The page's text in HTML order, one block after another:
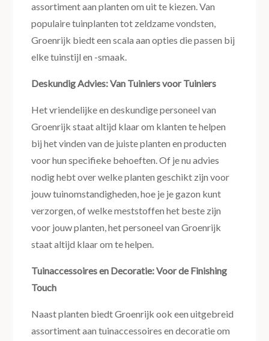
assortiment aan planten om uit te kiezen. Van
populaire tuinplanten tot zeldzame vondsten,
Groenrijk biedt een scala aan opties die passen bij
elke tuinstijl en -smaak.
Deskundig Advies: Van Tuiniers voor Tuiniers
Het vriendelijke en deskundige personeel van
Groenrijk staat altijd klaar om klanten te helpen
bij het vinden van de juiste planten en producten
voor hun specifieke behoeften. Of je nu advies
nodig hebt over welke planten geschikt zijn voor
jouw tuinomstandigheden, hoe je je gazon kunt
verzorgen, of welke meststoffen het beste zijn
voor jouw planten, het personeel van Groenrijk
staat altijd klaar om te helpen.
Tuinaccessoires en Decoratie: Voor de Finishing
Touch
Naast planten biedt Groenrijk ook een uitgebreid
assortiment aan tuinaccessoires en decoratie om